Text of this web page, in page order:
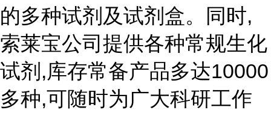
的多种试剂及试剂盒。同时,
索莱宝公司提供各种常规生化
试剂,库存常备产品多达10000
多种,可随时为广大科研工作